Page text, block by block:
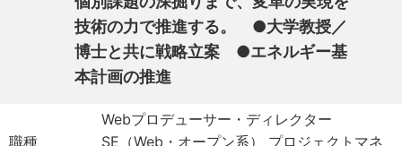
技術の力で推進する。 ●大学教授／
博士と共に戦略立案 ●エネルギー基
本計画の推進
職種
Webプロデューサー・ディレクター
SE（Web・オープン系） プロジェクトマネ